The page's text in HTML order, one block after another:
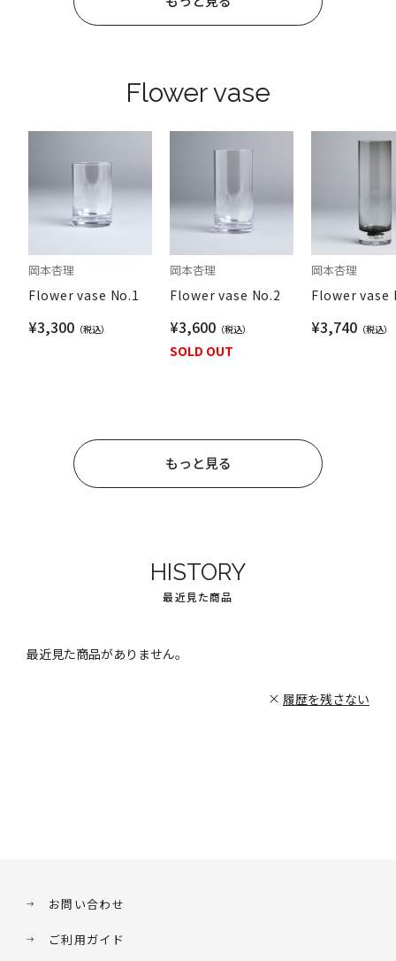
Flower vase
岡本杏理
Flower vase No.1
¥3,300
SOLD OUT
岡本杏理
Flower vase No.2
¥3,600
岡本杏理
Flower vase
¥3,740
もっと見る
HISTORY
最近見た商品
最近見た商品がありません。
履歴を残さない
お問い合わせ
ご利用ガイド